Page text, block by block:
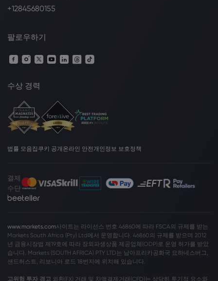
+12845680155
팔로우하기
수상 경력
법률 모음집 쿠키 공개온라인 안전 개인정보 보호정책
결제
수단
www.markets.com사이트는 라이선스 번호 46860에 따라 FSCA의 규제를 받는
Markets South Africa (Pty) Ltd에서 운영합니다. 46860의 규제를 받으며 2012
년 금융시장법 제19호에 따라 장외파생상품 제공업체(ODP)로 운영 허가를 받았
습니다. Markets (SOUTH AFRICA) PTY LTD는 남아프리카공화국 요하네스버그,
샌드허스트, 리보니아 로드 18번지에 위치해 있습니다.
고위험 투자 경고 외환(FX) 거래 및 차액결제거래(CFD)는 상당히 투기적 요소와